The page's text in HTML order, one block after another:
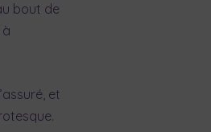
bout de
et